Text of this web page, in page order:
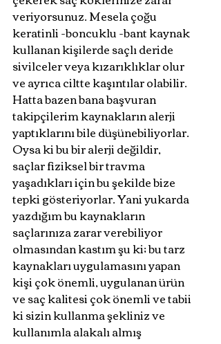
veriyorsunuz. Mesela çoğu
keratinli -boncuklu -bant kaynak
kullanan kişilerde saçlı deride
sivilceler veya kızarıklıklar olur
ve ayrıca ciltte kaşıntılar olabilir.
Hatta bazen bana başvuran
takipçilerim kaynakların alerji
yaptıklarını bile düşünebiliyorlar.
Oysa ki bu bir alerji değildir,
saçlar fiziksel bir travma
yaşadıkları için bu şekilde bize
tepki gösteriyorlar. Yani yukarda
yazdığım bu kaynakların
saçlarınıza zarar verebiliyor
olmasından kastım şu ki; bu tarz
kaynakları uygulamasını yapan
kişi çok önemli, uygulanan ürün
ve saç kalitesi çok önemli ve tabii
ki sizin kullanma şekliniz ve
kullanımla alakalı almış